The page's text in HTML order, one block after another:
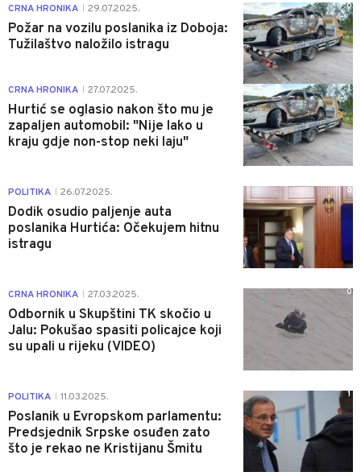
CRNA HRONIKA 29.07.2025.
Požar na vozilu poslanika iz Doboja:
Tužilaštvo naložilo istragu
0
CRNA HRONIKA 27.07.2025.
Hurtić se oglasio nakon što mu je
zapaljen automobil: "Nije lako u
kraju gdje non-stop neki laju"
1
POLITIKA 26.07.2025.
Dodik osudio paljenje auta
poslanika Hurtića: Očekujem hitnu
istragu
0
CRNA HRONIKA 27.03.2025.
Odbornik u Skupštini TK skočio u
Jalu: Pokušao spasiti policajce koji
su upali u rijeku (VIDEO)
0
POLITIKA 11.03.2025.
Poslanik u Evropskom parlamentu:
Predsjednik Srpske osuđen zato
što je rekao ne Kristijanu Šmitu
1